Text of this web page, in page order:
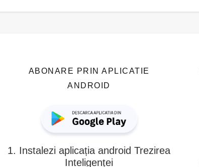
ABONARE PRIN APLICATIE
ANDROID
1. Instalezi aplicația android Trezirea
Inteligenței